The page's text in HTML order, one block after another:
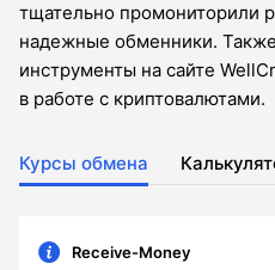
тщательно промониторили
надежные обменники.
инструменты на сайте
в работе с криптовалютами.
Курсы обмена
Receive-Money